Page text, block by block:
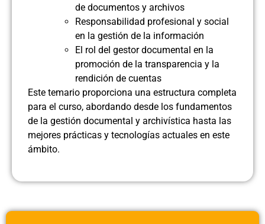
de documentos y archivos
Responsabilidad profesional y social
en la gestión de la información
El rol del gestor documental en la
promoción de la transparencia y la
rendición de cuentas
Este temario proporciona una estructura completa
para el curso, abordando desde los fundamentos
de la gestión documental y archivística hasta las
mejores prácticas y tecnologías actuales en este
ámbito.